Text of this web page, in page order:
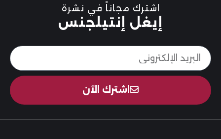
اشترك مجاناً في نشرة
إيغل إنتيلجنس
اشترك الآن